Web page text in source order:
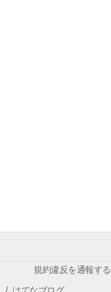
規約違反を通報する